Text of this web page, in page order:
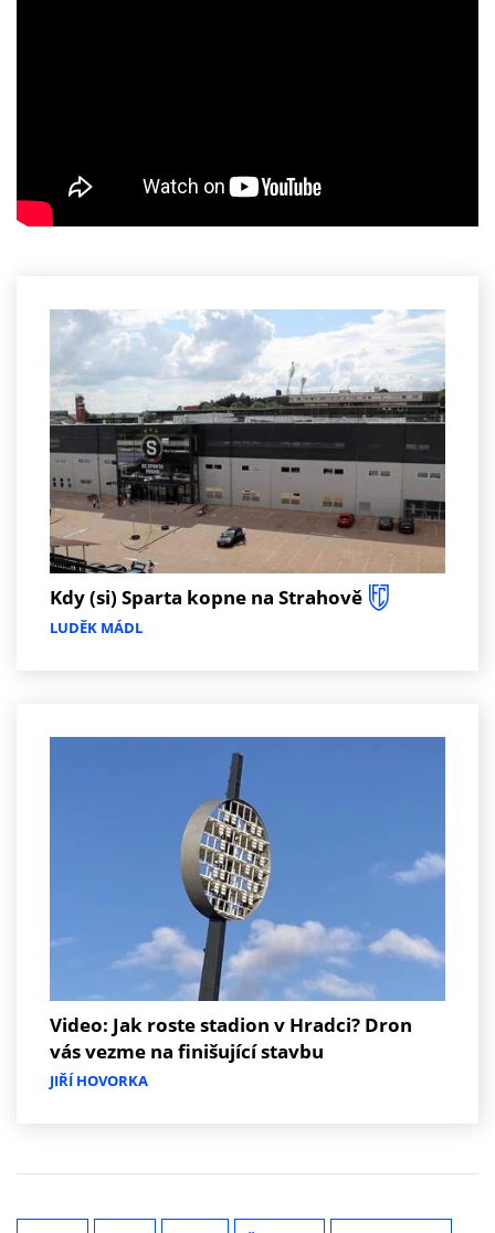
Kdy (si) Sparta kopne na Strahově
LUDĚK MÁDL
Video: Jak roste stadion v Hradci? Dron
vás vezme na finišující stavbu
JIŘÍ HOVORKA